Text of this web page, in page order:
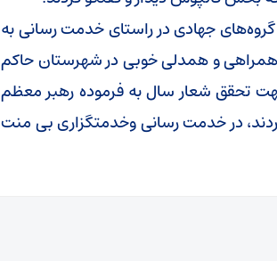
جهادی در راستای خدمت رسانی به
و همدلی خوبی در شهرستان حاکم
تحقق شعار سال به فرموده رهبر معظم
در خدمت رسانی وخدمتگزاری بی منت